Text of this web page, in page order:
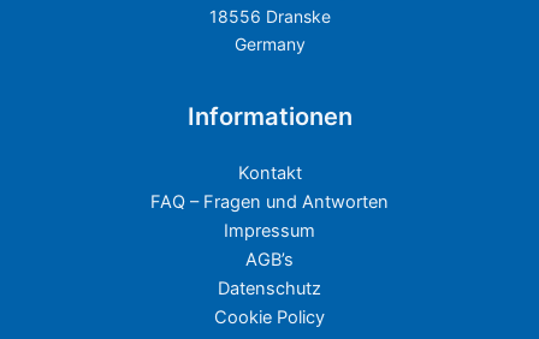
18556 Dranske
Germany
Informationen
Kontakt
FAQ – Fragen und Antworten
Impressum
AGB’s
Datenschutz
Cookie Policy